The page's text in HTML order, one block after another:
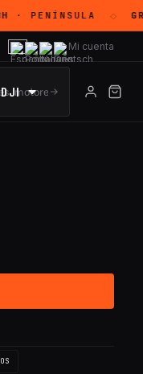
· PENÍNSULA
Mi cuenta
DJI